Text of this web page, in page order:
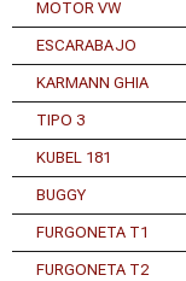
MOTOR VW
ESCARABAJO
KARMANN GHIA
TIPO 3
KUBEL 181
BUGGY
FURGONETA T1
FURGONETA T2